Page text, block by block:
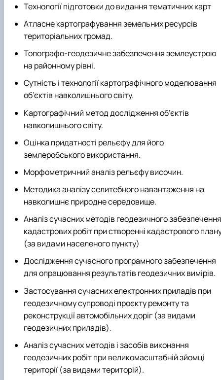
Технології підготовки до видання тематичних карт
Атласне картографування земельних ресурсів
територіальних громад.
Топографо-геодезичне забезпечення землеустрою
на районному рівні.
Сутність і технології картографічного моделювання
об’єктів навколишнього світу.
Картографічний метод дослідження об’єктів
навколишнього світу.
Оцінка придатності рельєфу для його
землеробського використання.
Морфометричний аналіз рельєфу височин.
Методика аналізу селитебного навантаження на
навколишнє природне середовище.
Аналіз сучасних методів геодезичного забезпечення
кадастрових робіт при створенні кадастрового
(за видами населеного пункту)
Дослідження сучасного програмного забезпечення
для опрацювання результатів геодезичних вимірів.
Застосування сучасних електронних приладів при
геодезичному супроводі проєкту ремонту та
реконструкції автомобільних доріг (за видами
геодезичних приладів).
Аналіз сучасних методів і засобів виконання
геодезичних робіт при великомасштабній зйомці
території (за видами територій).